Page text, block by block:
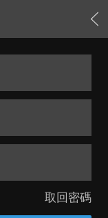
取回密碼